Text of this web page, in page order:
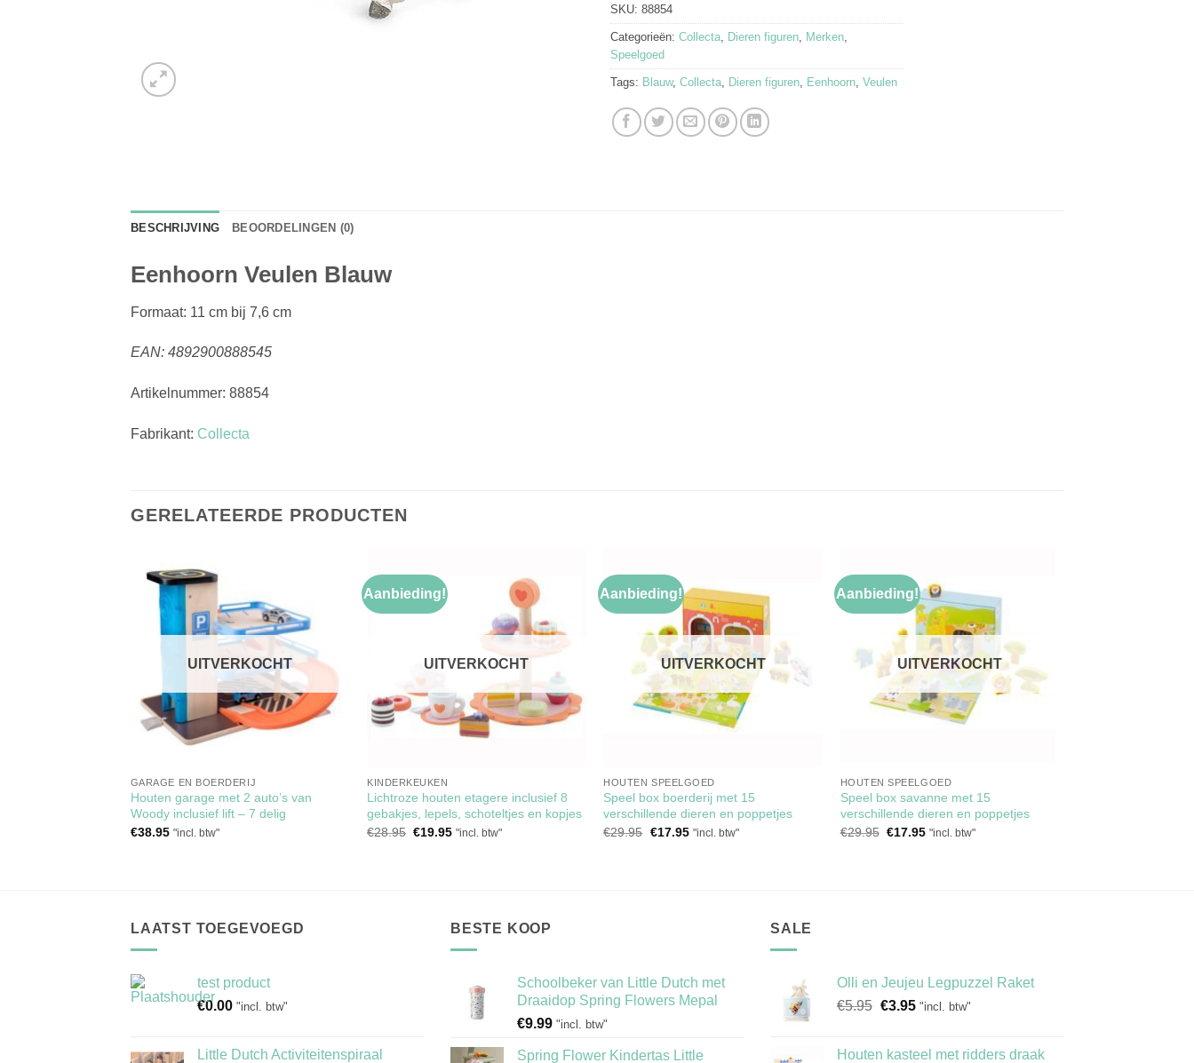
SKU: 88854
Categorieën: Collecta Dieren figuren Merken
Speelgoed
Tags: Blauw, Collecta Dieren figuren Eenhoorn Veulen
BESCHRIJVING BEOORDELINGEN (0)
Eenhoorn Veulen Blauw
Formaat: 11 cm bij 7,6 cm
EAN: 4892900888545
Artikelnummer: 88854
Fabrikant: Collecta
GERELATEERDE PRODUCTEN
verlanglijst
UITVERKOCHT
GARAGE EN BOERDERIJ
Houten garage met 2 auto’s van
Woody inclusief lift – 7 delig
€38.95 "incl. btw"
Aanbieding!
Toevoegen
verlanglijst
UITVERKOCHT
KINDERKEUKEN
Lichtroze houten etagere inclusief 8
gebakjes, lepels, schoteltjes en kopjes
€28.95 Oorspronkelijke
€19.95Huidige
"incl. btw"
Aanbieding!
Toevoegen
verlanglijst
UITVERKOCHT
HOUTEN SPEELGOED
Speel box boerderij met 15
verschillende dieren en poppetjes
€29.95 Oorspronkelijke
€17.95Huidige
"incl. btw"
Aanbieding!
Toevoegen
verlanglijst
UITVERKOCHT
HOUTEN SPEELGOED
Speel box savanne met 15
verschillende dieren en poppetjes
€29.95 Oorspronkelijke
€17.95Huidige
"incl. btw"
LAATST TOEGEVOEGD
test product
€0.00 "incl. btw"
Little Dutch Activiteitenspiraal
BESTE KOOP
Schoolbeker van Little Dutch met
Draaidop Spring Flowers Mepal
€9.99 "incl. btw"
Spring Flower Kindertas Little
SALE
Olli en Jeujeu Legpuzzel Raket
€5.95 Oorspronkelijke
€3.95Huidige
"incl. btw"
Houten kasteel met ridders draak